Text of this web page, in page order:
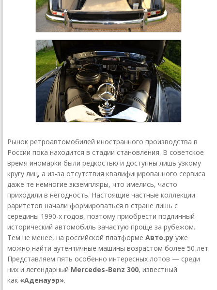
Рынок ретроавтомобилей иностранного производства в
России пока находится в стадии становления. В советское
время иномарки были редкостью и доступны лишь узкому
кругу лиц, а из-за отсутствия квалифицированного сервиса
даже те немногие экземпляры, что имелись, часто
приходили в негодность. Настоящие частные коллекции
раритетов начали формироваться в стране лишь с
середины 1990-х годов, поэтому приобрести подлинный
исторический автомобиль зачастую проще за рубежом.
Тем не менее, на российской платформе Авто.ру уже
можно найти аутентичные машины возрастом более 50 лет.
Представляем пять особенно интересных лотов — среди
них и легендарный Mercedes-Benz 300, известный
как «Аденауэр».